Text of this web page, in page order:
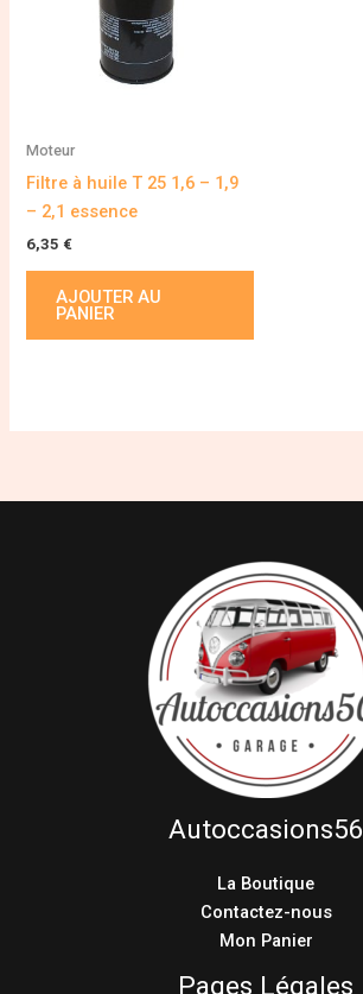
Moteur
Filtre à huile T 25 1,6 – 1,9
– 2,1 essence
6,35 €
AJOUTER AU
PANIER
Autoccasions56
La Boutique
Contactez-nous
Mon Panier
Pages Légales